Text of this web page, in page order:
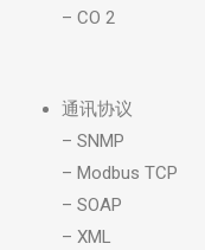
– CO 2
通讯协议
– SNMP
– Modbus TCP
– SOAP
– XML